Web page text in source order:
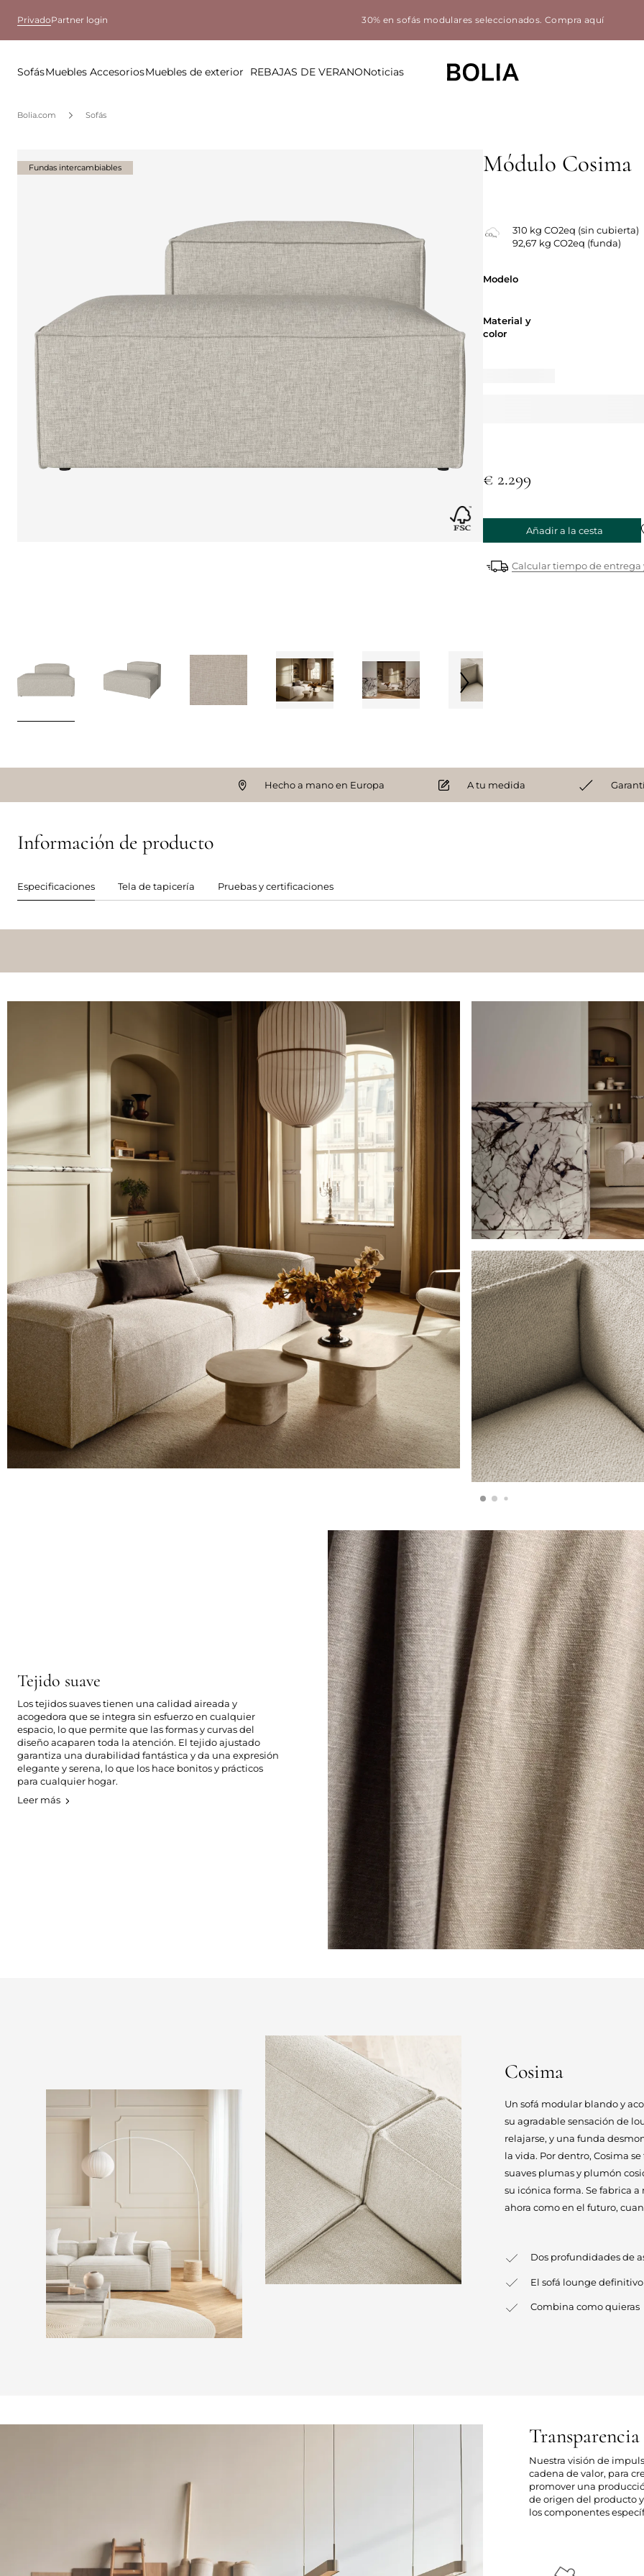
PrivadoPartner login 30% en sofás modulares seleccionados.Compra aquí
SofásMuebles AccesoriosMuebles de exterior REBAJAS DE VERANONoticias
Bolia.com Sofás
Módulo Cosima
310 kg CO2eq (sin cubierta)
92,67 kg CO2eq (funda)
Modelo
Material y
color
€ 2.299
Añadir a la cesta
Calcular tiempo de entrega
Fundas intercambiables Fundas intercambiables
Hecho a mano en Europa A tu medida
Información de producto
Especificaciones Tela de tapicería Pruebas y certificaciones
Tejido suave
Los tejidos suaves tienen una calidad aireada y
acogedora que se integra sin esfuerzo en cualquier
espacio, lo que permite que las formas y curvas del
diseño acaparen toda la atención. El tejido ajustado
garantiza una durabilidad fantástica y da una expresión
elegante y serena, lo que los hace bonitos y prácticos
para cualquier hogar.
Leer más
Cosima
Un sofá modular blando y
su agradable sensación de
relajarse, y una funda
la vida. Por dentro, Cosima
suaves plumas y plumón
su icónica forma. Se fabrica
ahora como en el futuro,
Dos profundidades de
El sofá lounge definitivo
Combina como quieras
Nuestra visión de
cadena de valor, para
promover una
de origen del producto
los componentes